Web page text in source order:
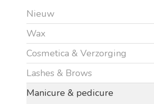
Nieuw
Wax
Cosmetica & Verzorging
Lashes & Brows
Manicure & pedicure